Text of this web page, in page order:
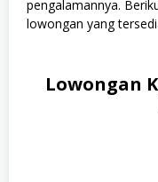
pengalamannya.
lowongan yang
Lowongan